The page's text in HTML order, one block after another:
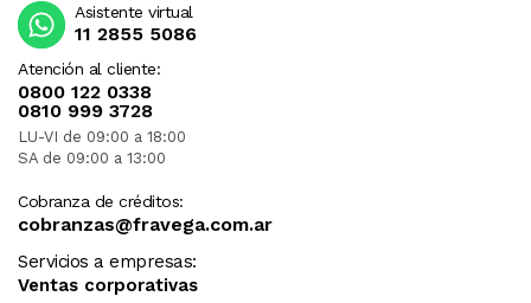
Atención al cliente:
0800 122 0338
0810 999 3728
LU-VI de 09:00 a 18:00
SA de 09:00 a 13:00
Cobranza de créditos:
cobranzas@fravega.com.ar
Servicios a empresas:
Ventas corporativas
Asistente virtual
11 2855 5086